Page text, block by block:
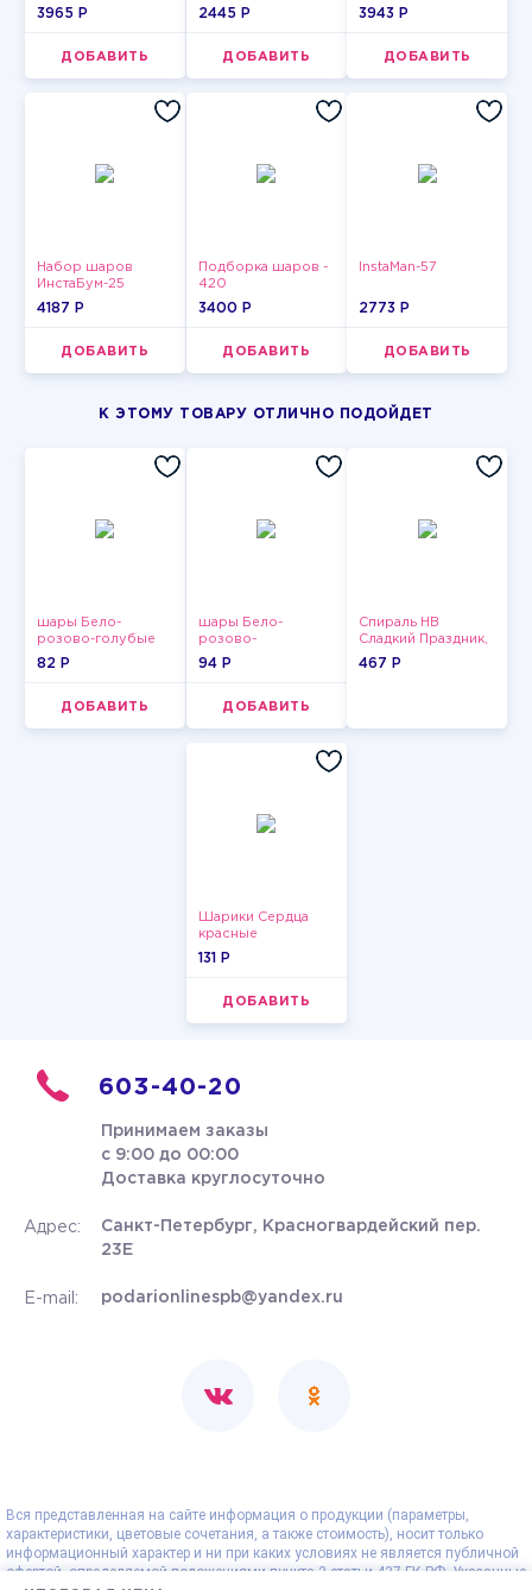
3965 P
ДОБАВИТЬ
2445 P
ДОБАВИТЬ
3943 P
ДОБАВИТЬ
Набор шаров
ИнстаБум-25
4187 P
ДОБАВИТЬ
Подборка шаров -
420
3400 P
ДОБАВИТЬ
InstaMan-57
2773 P
ДОБАВИТЬ
К ЭТОМУ ТОВАРУ ОТЛИЧНО ПОДОЙДЕТ
шары Бело-
розово-голубые
пастельные
82 P
ДОБАВИТЬ
шары Бело-
розово-
фиолетово-
94 P
ДОБАВИТЬ
Спираль HB
Сладкий Праздник,
12 шт.
467 P
Шарики Сердца
красные
131 P
ДОБАВИТЬ
603-40-20
Принимаем заказы
с 9:00 до 00:00
Доставка круглосуточно
Адрес:
Санкт-Петербург, Красногвардейский пер.
23Е
E-mail: podarionlinespb@yandex.ru
Вся представленная на сайте информация о продукции (параметры,
характеристики, цветовые сочетания, а также стоимость), носит только
информационный характер и ни при каких условиях не является публичной
офертой, определяемой положениями пункта 2 статьи 437 ГК РФ. Указанные